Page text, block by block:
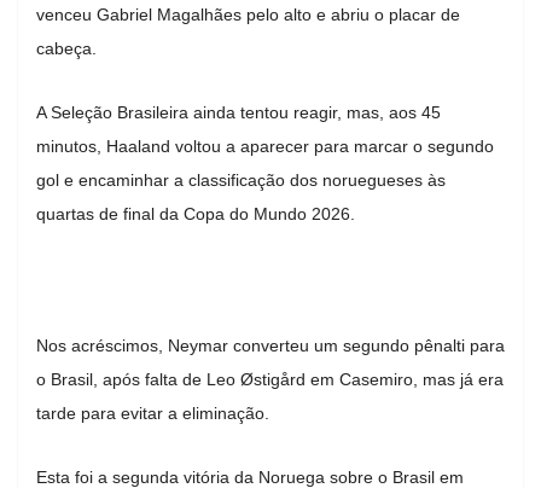
venceu Gabriel Magalhães pelo alto e abriu o placar de
cabeça.
A Seleção Brasileira ainda tentou reagir, mas, aos 45
minutos, Haaland voltou a aparecer para marcar o segundo
gol e encaminhar a classificação dos noruegueses às
quartas de final da Copa do Mundo 2026.
Nos acréscimos, Neymar converteu um segundo pênalti para
o Brasil, após falta de Leo Østigård em Casemiro, mas já era
tarde para evitar a eliminação.
Esta foi a segunda vitória da Noruega sobre o Brasil em